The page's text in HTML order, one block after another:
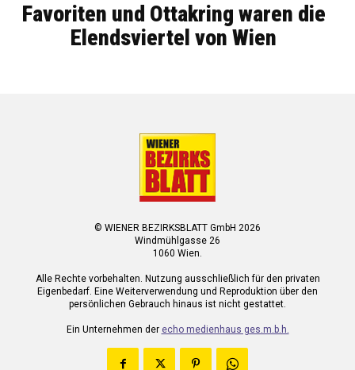
Favoriten und Ottakring waren die
Elendsviertel von Wien
© WIENER BEZIRKSBLATT GmbH 2026
Windmühlgasse 26
1060 Wien.
Alle Rechte vorbehalten. Nutzung ausschließlich für den privaten
Eigenbedarf. Eine Weiterverwendung und Reproduktion über den
persönlichen Gebrauch hinaus ist nicht gestattet.
Ein Unternehmen der echo medienhaus ges.m.b.h.